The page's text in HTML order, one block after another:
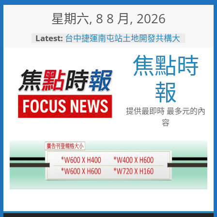
星期六, 8 8 月, 2026
Latest: 台中捷運南屯站土地開發共構大
新地標實現軌道經濟願景
警友辦事處大力相挺！岡山分局
送上「父親節」暖心祝福
守望相助的暖心守護 湖內警消
聯手破門化解獨居翁的危機
歡慶父親節！《台中通
TCPASS》APP 攜手在地名店熱
捐「300萬」助熊本震災重建
焦點時
報
提供最即時 最多元的內
容